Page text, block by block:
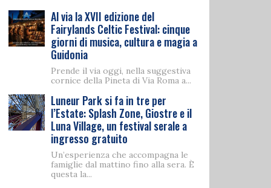
Al via la XVII edizione del
Fairylands Celtic Festival: cinque
giorni di musica, cultura e magia a
Guidonia
Prende il via oggi, nella suggestiva
cornice della Pineta di Via Roma a...
Luneur Park si fa in tre per
l’Estate: Splash Zone, Giostre e il
Luna Village, un festival serale a
ingresso gratuito
Un’esperienza che accompagna le
famiglie dal mattino fino alla sera. È
questa la...